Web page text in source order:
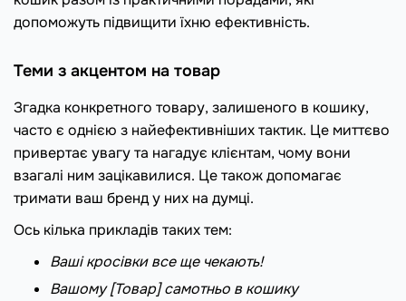
допоможуть підвищити їхню ефективність.
Теми з акцентом на товар
Згадка конкретного товару, залишеного в кошику,
часто є однією з найефективніших тактик. Це миттєво
привертає увагу та нагадує клієнтам, чому вони
взагалі ним зацікавилися. Це також допомагає
тримати ваш бренд у них на думці.
Ось кілька прикладів таких тем:
Ваші кросівки все ще чекають!
Вашому [Товар] самотньо в кошику